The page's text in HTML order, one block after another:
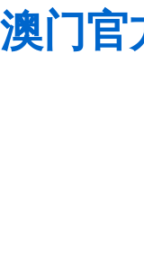
澳门官